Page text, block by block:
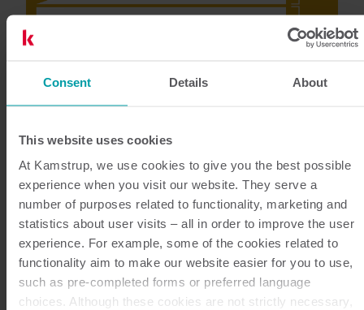
Consent Details About
This website uses cookies
At Kamstrup, we use cookies to give you the best possible
experience when you visit our website. They serve a
number of purposes related to functionality, marketing and
statistics about user visits – all in order to improve the user
experience. For example, some of the cookies related to
functionality aim to make our website easier for you to use,
such as pre-completed forms or preferred language
choices. Although these cookies are not strictly necessary,
Il valore dei dati
Non si può ottimizzare quello che non si riesce a
misurare. I dati dei contatori intelligenti e la lettura a
distanza possono fornire informazioni preziose,
all'insegna della trasparenza.